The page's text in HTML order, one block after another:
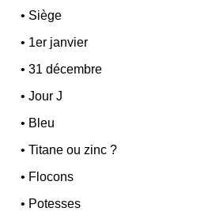
• Siège
• 1er janvier
•31 décembre
•Jour J
• Bleu
•Titane ou zinc ?
• Flocons
• Potesses